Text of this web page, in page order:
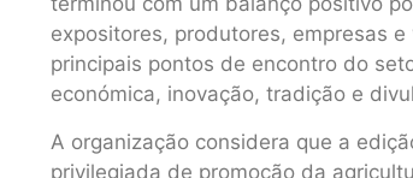
expositores, produtores, empresas
principais pontos de encontro do
económica, inovação, tradição e
A organização considera que a
privilegiada de promoção da